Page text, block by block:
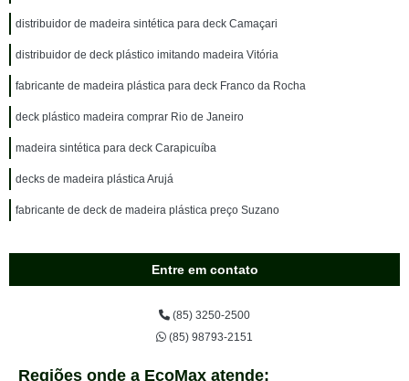
distribuidor de madeira sintética para deck Camaçari
distribuidor de deck plástico imitando madeira Vitória
fabricante de madeira plástica para deck Franco da Rocha
deck plástico madeira comprar Rio de Janeiro
madeira sintética para deck Carapicuíba
decks de madeira plástica Arujá
fabricante de deck de madeira plástica preço Suzano
Entre em contato
(85) 3250-2500
(85) 98793-2151
Regiões onde a EcoMax atende: